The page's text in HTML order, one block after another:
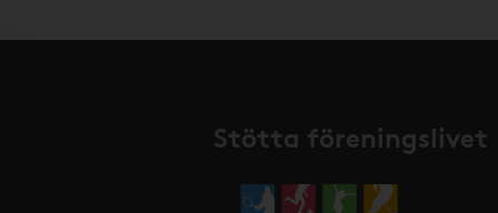
Stötta föreningslivet